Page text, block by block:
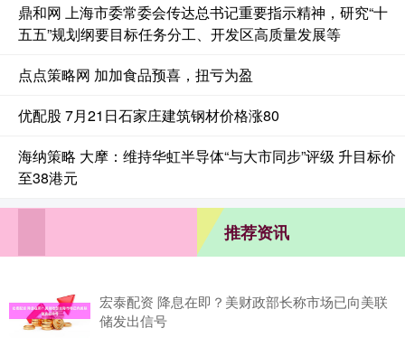
鼎和网 上海市委常委会传达总书记重要指示精神，研究“十
五五”规划纲要目标任务分工、开发区高质量发展等
点点策略网 加加食品预喜，扭亏为盈
优配股 7月21日石家庄建筑钢材价格涨80
海纳策略 大摩：维持华虹半导体“与大市同步”评级 升目标价
至38港元
推荐资讯
宏泰配资 降息在即？美财政部长称市场已向美联
储发出信号